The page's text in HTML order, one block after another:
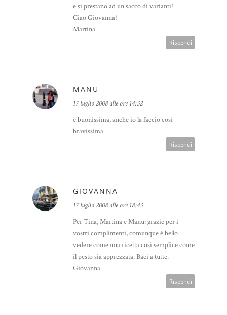
e si prestano ad un sacco di varianti!
Ciao Giovanna!
Martina
Rispondi
MANU
17 luglio 2008 alle ore 14:32
è buonissima, anche io la faccio così
bravissima
Rispondi
GIOVANNA
17 luglio 2008 alle ore 18:43
Per Tina, Martina e Manu: grazie per i
vostri complimenti, comunque è bello
vedere come una ricetta così semplice come
il pesto sia apprezzata. Baci a tutte.
Giovanna
Rispondi